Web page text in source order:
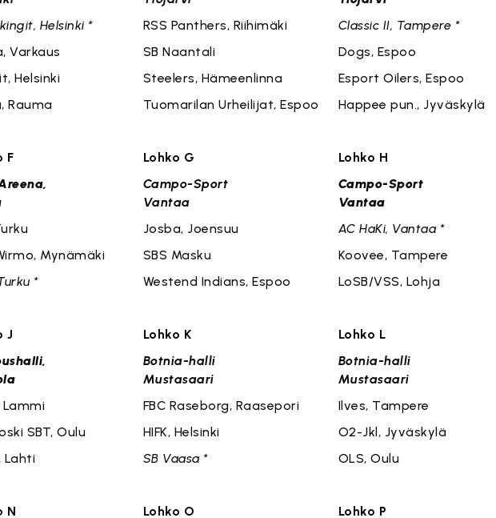
Helsinki * RSS Panthers, Riihimäki
Classic II, Tampere *
Varkaus SB Naantali
Dogs, Espoo
Helsinki Steelers, Hämeenlinna
Esport Oilers, Espoo
Rauma Tuomarilan Urheilijat, Espoo Happee pun., Jyväskylä
F Lohko G
Lohko H
Campo-Sport
Vantaa
Campo-Sport
Vantaa
Josba, Joensuu
AC HaKi, Vantaa *
Mynämäki SBS Masku
Koovee, Tampere
* Westend Indians, Espoo LoSB/VSS, Lohja
J Lohko K
Lohko L
Botnia-halli
Mustasaari
Botnia-halli
Mustasaari
Lammi FBC Raseborg, Raasepori
Ilves, Tampere
SBT, Oulu HIFK, Helsinki
O2-Jkl, Jyväskylä
Lahti SB Vaasa * OLS, Oulu
N Lohko O Lohko P